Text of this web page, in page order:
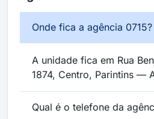
Onde fica a agência 0715?
A unidade fica em Rua
1874, Centro, Parintins —
Qual é o telefone da